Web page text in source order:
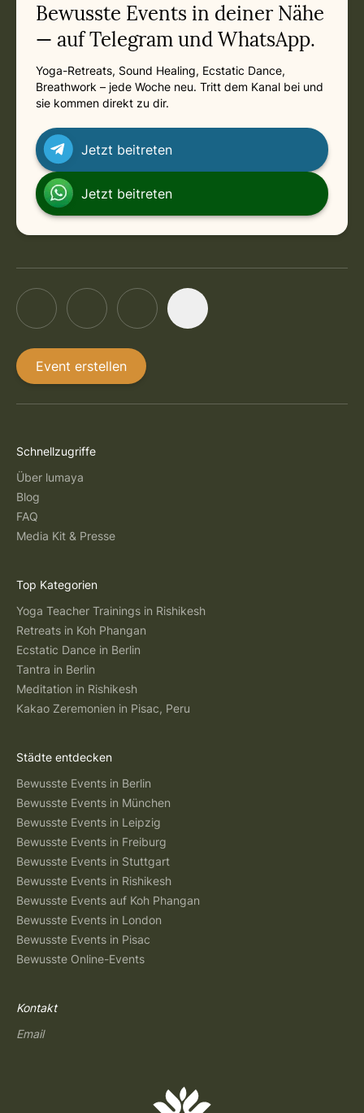
Bewusste Events in deiner Nähe
— auf Telegram und WhatsApp.
Yoga-Retreats, Sound Healing, Ecstatic Dance,
Breathwork – jede Woche neu. Tritt dem Kanal bei und
sie kommen direkt zu dir.
Jetzt beitreten
Jetzt beitreten
Event erstellen
Schnellzugriffe
Über lumaya
Blog
FAQ
Media Kit & Presse
Top Kategorien
Yoga Teacher Trainings in Rishikesh
Retreats in Koh Phangan
Ecstatic Dance in Berlin
Tantra in Berlin
Meditation in Rishikesh
Kakao Zeremonien in Pisac, Peru
Städte entdecken
Bewusste Events in Berlin
Bewusste Events in München
Bewusste Events in Leipzig
Bewusste Events in Freiburg
Bewusste Events in Stuttgart
Bewusste Events in Rishikesh
Bewusste Events auf Koh Phangan
Bewusste Events in London
Bewusste Events in Pisac
Bewusste Online-Events
Kontakt
Email